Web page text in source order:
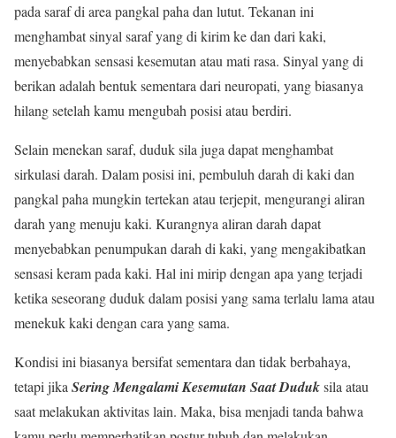
pada saraf di area pangkal paha dan lutut. Tekanan ini
menghambat sinyal saraf yang di kirim ke dan dari kaki,
menyebabkan sensasi kesemutan atau mati rasa. Sinyal yang di
berikan adalah bentuk sementara dari neuropati, yang biasanya
hilang setelah kamu mengubah posisi atau berdiri.
Selain menekan saraf, duduk sila juga dapat menghambat
sirkulasi darah. Dalam posisi ini, pembuluh darah di kaki dan
pangkal paha mungkin tertekan atau terjepit, mengurangi aliran
darah yang menuju kaki. Kurangnya aliran darah dapat
menyebabkan penumpukan darah di kaki, yang mengakibatkan
sensasi keram pada kaki. Hal ini mirip dengan apa yang terjadi
ketika seseorang duduk dalam posisi yang sama terlalu lama atau
menekuk kaki dengan cara yang sama.
Kondisi ini biasanya bersifat sementara dan tidak berbahaya,
tetapi jika Sering Mengalami Kesemutan Saat Duduksila atau
saat melakukan aktivitas lain. Maka, bisa menjadi tanda bahwa